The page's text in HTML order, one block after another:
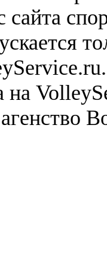
сайта
на